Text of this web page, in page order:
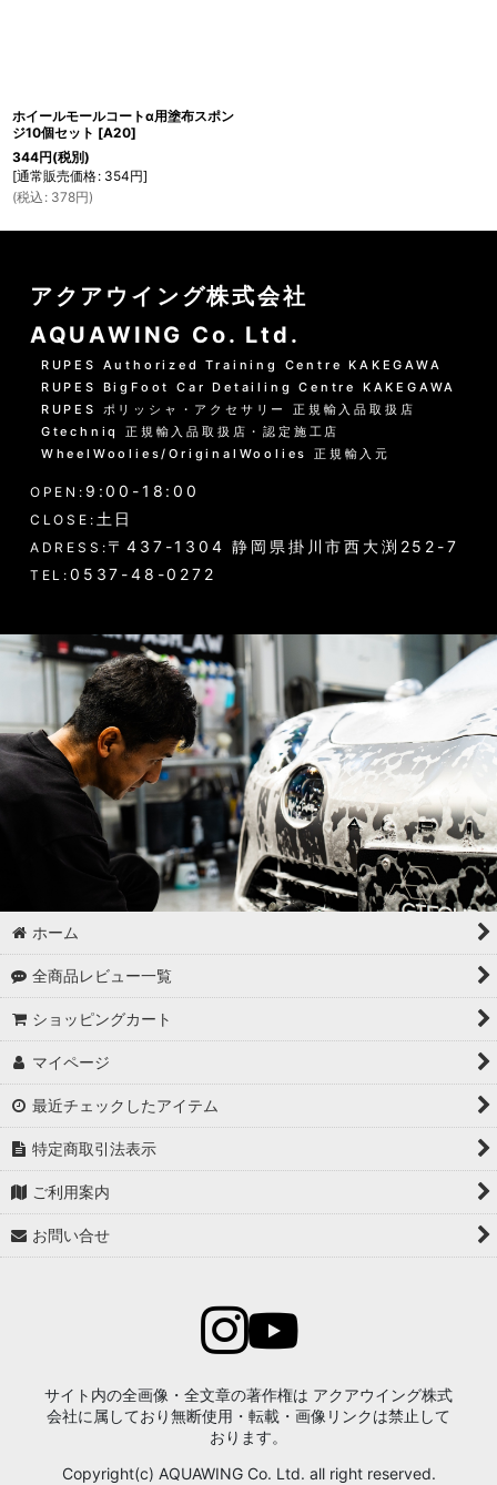
ホイールモールコートα用塗布スポン
ジ10個セット [A20]
344円(税別)
[通常販売価格: 354円]
(税込 : 378円)
アクアウイング株式会社
AQUAWING Co. Ltd.
RUPES Authorized Training Centre KAKEGAWA
RUPES BigFoot Car Detailing Centre KAKEGAWA
RUPES ポリッシャ・アクセサリー 正規輸入品取扱店
Gtechniq 正規輸入品取扱店・認定施工店
WheelWoolies/OriginalWoolies 正規輸入元
OPEN: 9:00-18:00
CLOSE: 土日
ADRESS: 〒437-1304 静岡県掛川市西大渕252-7
TEL: 0537-48-0272
ホーム
全商品レビュー一覧
ショッピングカート
マイページ
最近チェックしたアイテム
特定商取引法表示
ご利用案内
お問い合せ
サイト内の全画像・全文章の著作権は アクアウイング株式
会社に属しており無断使用・転載・画像リンクは禁止して
おります。
Copyright(c) AQUAWING Co. Ltd. all right reserved.